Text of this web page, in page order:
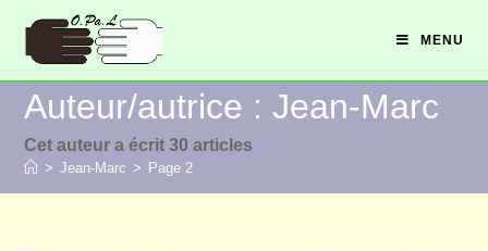
MENU
Auteur/autrice : Jean-Marc
Cet auteur a écrit 30 articles
> Jean-Marc > Page 2